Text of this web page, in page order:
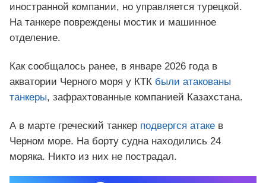
иностранной компании, но управляется турецкой.
На танкере повреждены мостик и машинное
отделение.
Как сообщалось ранее, в январе 2026 года в
акватории Черного моря у КТК были атакованы
танкеры, зафрахтованные компанией Казахстана.
А в марте греческий танкер подвергся атаке в
Черном море. На борту судна находились 24
моряка. Никто из них не пострадал.